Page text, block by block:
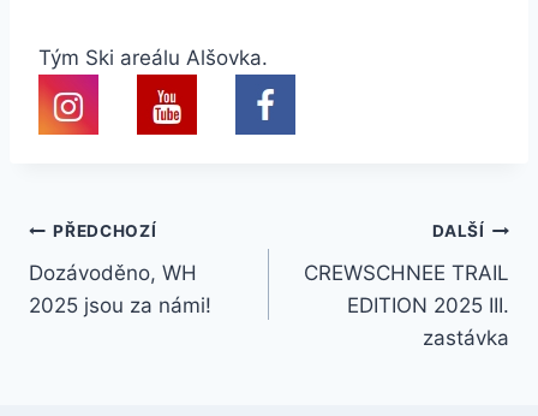
Tým Ski areálu Alšovka.
Navigace
pro
PŘEDCHOZÍ
Dozávoděno, WH
2025 jsou za námi!
DALŠÍ
CREWSCHNEE TRAIL
EDITION 2025 III.
zastávka